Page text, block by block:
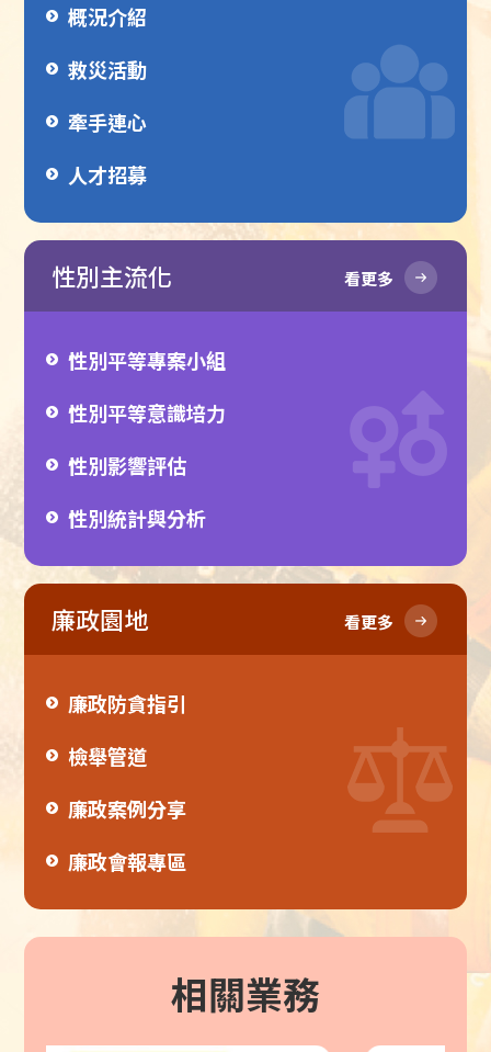
概況介紹
救災活動
牽手連心
人才招募
性別主流化 看更多
性別平等專案小組
性別平等意識培力
性別影響評估
性別統計與分析
廉政園地 看更多
廉政防貪指引
檢舉管道
廉政案例分享
廉政會報專區
相關業務